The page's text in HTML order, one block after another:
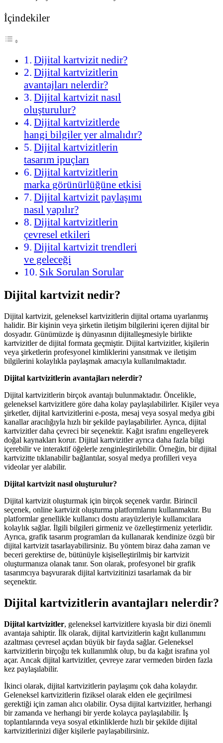
İçindekiler
Dijital kartvizit nedir?
Dijital kartvizitlerin
avantajları nelerdir?
Dijital kartvizit nasıl
oluşturulur?
Dijital kartvizitlerde
hangi bilgiler yer almalıdır?
Dijital kartvizitlerin
tasarım ipuçları
Dijital kartvizitlerin
marka görünürlüğüne etkisi
Dijital kartvizit paylaşımı
nasıl yapılır?
Dijital kartvizitlerin
çevresel etkileri
Dijital kartvizit trendleri
ve geleceği
Sık Sorulan Sorular
Dijital kartvizit nedir?
Dijital kartvizit, geleneksel kartvizitlerin dijital ortama uyarlanmış
halidir. Bir kişinin veya şirketin iletişim bilgilerini içeren dijital bir
dosyadır. Günümüzde iş dünyasının dijitalleşmesiyle birlikte
kartvizitler de dijital formata geçmiştir. Dijital kartvizitler, kişilerin
veya şirketlerin profesyonel kimliklerini yansıtmak ve iletişim
bilgilerini kolaylıkla paylaşmak amacıyla kullanılmaktadır.
Dijital kartvizitlerin avantajları nelerdir?
Dijital kartvizitlerin birçok avantajı bulunmaktadır. Öncelikle,
geleneksel kartvizitlere göre daha kolay paylaşılabilirler. Kişiler veya
şirketler, dijital kartvizitlerini e-posta, mesaj veya sosyal medya gibi
kanallar aracılığıyla hızlı bir şekilde paylaşabilirler. Ayrıca, dijital
kartvizitler daha çevreci bir seçenektir. Kağıt israfını engelleyerek
doğal kaynakları korur. Dijital kartvizitler ayrıca daha fazla bilgi
içerebilir ve interaktif öğelerle zenginleştirilebilir. Örneğin, bir dijital
kartvizitte tıklanabilir bağlantılar, sosyal medya profilleri veya
videolar yer alabilir.
Dijital kartvizit nasıl oluşturulur?
Dijital kartvizit oluşturmak için birçok seçenek vardır. Birincil
seçenek, online kartvizit oluşturma platformlarını kullanmaktır. Bu
platformlar genellikle kullanıcı dostu arayüzleriyle kullanıcılara
kolaylık sağlar. İlgili bilgileri girmeniz ve özelleştirmeniz yeterlidir.
Ayrıca, grafik tasarım programları da kullanarak kendinize özgü bir
dijital kartvizit tasarlayabilirsiniz. Bu yöntem biraz daha zaman ve
beceri gerektirse de, bütünüyle kişiselleştirilmiş bir kartvizit
oluşturmanıza olanak tanır. Son olarak, profesyonel bir grafik
tasarımcıya başvurarak dijital kartvizitinizi tasarlamak da bir
seçenektir.
Dijital kartvizitlerin avantajları nelerdir?
Dijital kartvizitler, geleneksel kartvizitlere kıyasla bir dizi önemli
avantaja sahiptir. İlk olarak, dijital kartvizitlerin kağıt kullanımını
azaltması çevresel açıdan büyük bir fayda sağlar. Geleneksel
kartvizitlerin birçoğu tek kullanımlık olup, bu da kağıt israfına yol
açar. Ancak dijital kartvizitler, çevreye zarar vermeden birden fazla
kez paylaşılabilir.
İkinci olarak, dijital kartvizitlerin paylaşımı çok daha kolaydır.
Geleneksel kartvizitlerin fiziksel olarak elden ele geçirilmesi
gerektiği için zaman alıcı olabilir. Oysa dijital kartvizitler, herhangi
bir zamanda ve herhangi bir yerde kolayca paylaşılabilir. İş
toplantılarında veya sosyal etkinliklerde hızlı bir şekilde dijital
kartvizitlerinizi diğer kişilerle paylaşabilirsiniz.